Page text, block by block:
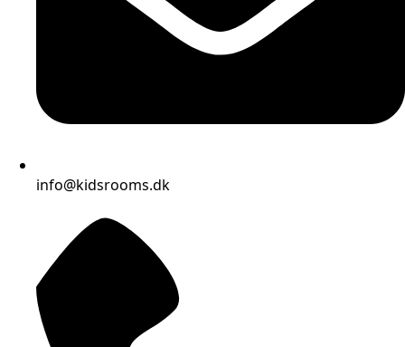
info@kidsrooms.dk